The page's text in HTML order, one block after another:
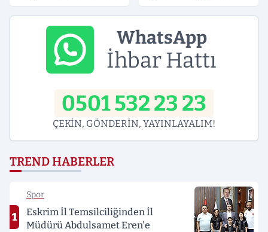
Yaralı
WhatsApp
İhbar Hattı
0501 532 23 23
ÇEKİN, GÖNDERİN, YAYINLAYALIM!
TREND HABERLER
1
Spor
Eskrim İl Temsilciliğinden İl
Müdürü Abdulsamet Eren'e